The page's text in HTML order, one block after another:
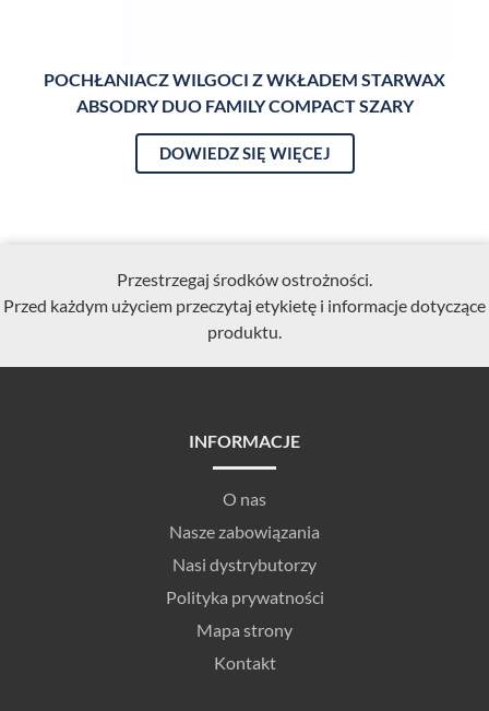
POCHŁANIACZ WILGOCI Z WKŁADEM STARWAX
ABSODRY DUO FAMILY COMPACT SZARY
DOWIEDZ SIĘ WIĘCEJ
Przestrzegaj środków ostrożności.
Przed każdym użyciem przeczytaj etykietę i informacje dotyczące
produktu.
INFORMACJE
O nas
Nasze zabowiązania
Nasi dystrybutorzy
Polityka prywatności
Mapa strony
Kontakt